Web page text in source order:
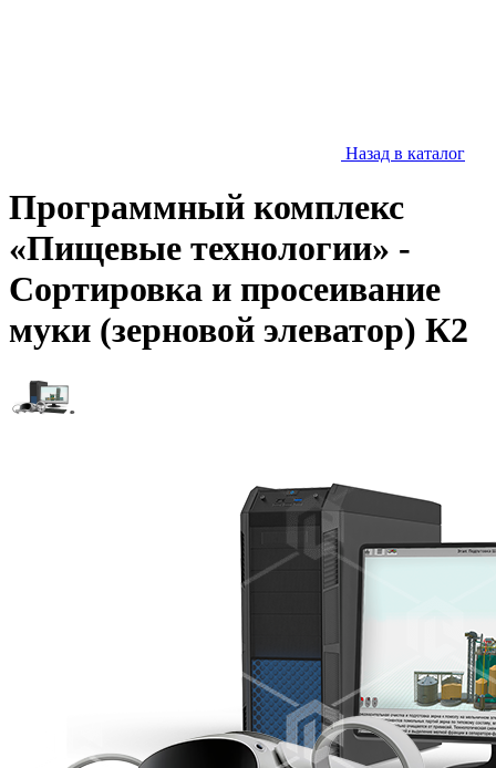
Назад в каталог
Программный комплекс
«Пищевые технологии» -
Сортировка и просеивание
муки (зерновой элеватор) К2